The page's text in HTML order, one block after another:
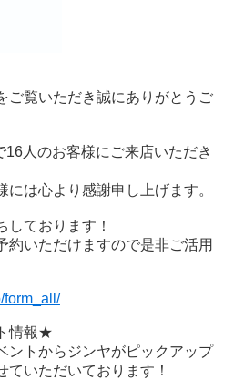
ご覧いただき誠にありがとうご
人のお客様にご来店いただき
には心より感謝申し上げます。
しております！
約いただけますので是非ご活用
form_all/
情報★
ントからジンヤがピックアップ
ていただいております！